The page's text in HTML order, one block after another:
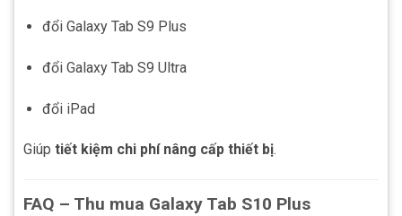
đổi Galaxy Tab S9 Plus
đổi Galaxy Tab S9 Ultra
đổi iPad
Giúp tiết kiệm chi phí nâng cấp thiết bị.
FAQ – Thu mua Galaxy Tab S10 Plus